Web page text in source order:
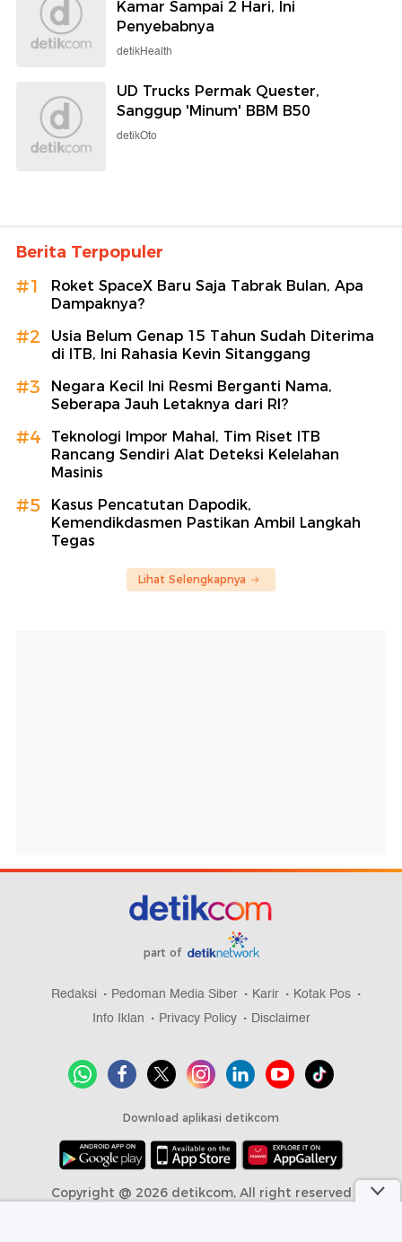
Kamar Sampai 2 Hari, Ini
Penyebabnya
detikHealth
UD Trucks Permak Quester,
Sanggup 'Minum' BBM B50
detikOto
Berita Terpopuler
#1
Roket SpaceX Baru Saja Tabrak Bulan, Apa
Dampaknya?
#2
Usia Belum Genap 15 Tahun Sudah Diterima
di ITB, Ini Rahasia Kevin Sitanggang
#3
Negara Kecil Ini Resmi Berganti Nama,
Seberapa Jauh Letaknya dari RI?
#4
Teknologi Impor Mahal, Tim Riset ITB
Rancang Sendiri Alat Deteksi Kelelahan
Masinis
#5
Kasus Pencatutan Dapodik,
Kemendikdasmen Pastikan Ambil Langkah
Tegas
Lihat Selengkapnya
part of
Redaksi Pedoman Media Siber Karir
Kotak Pos
Info Iklan
Privacy Policy Disclaimer
Download aplikasi detikcom
Copyright @ 2026 detikcom, All right reserved